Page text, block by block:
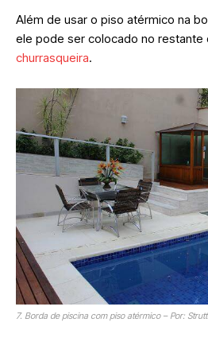
Além de usar o piso atérmico na
ele pode ser colocado no restante
churrasqueira.
7. Borda de piscina com piso atérmico – Por: